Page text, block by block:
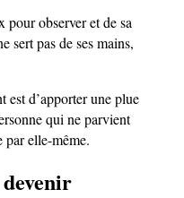
pour observer et de sa
sert pas de ses mains,
est d’apporter une plue
qui ne parvient
par elle-même.